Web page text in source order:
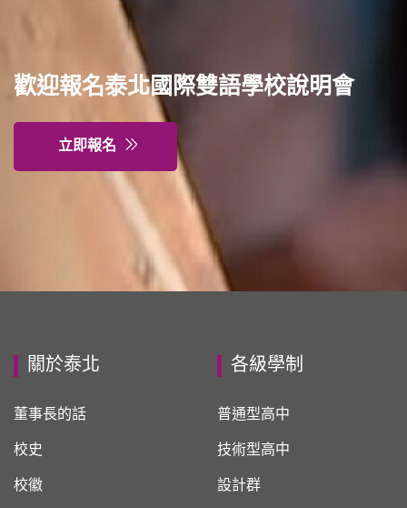
歡迎報名泰北國際雙語學校說明會
立即報名
關於泰北
董事長的話
校史
校徽
各級學制
普通型高中
技術型高中
設計群
招生網站